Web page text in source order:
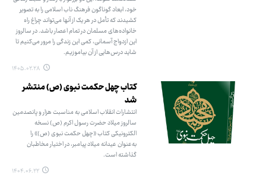
خود، ابعاد گوناگون فرهنگ ناب اسلامی را به تصویر
کشیدند که تأمل در هر یک از آنها می‌تواند چراغ راه
خانواده‌های مسلمان در تمام اعصار باشد. در سالروز
این ازدواج آسمانی، کمی این زندگی را مرور می‌کنیم تا
شاید درس‌هایی از آن بیاموزیم.
۱۴۰۵.۰۲.۲۸
کتاب چهل حکمت نبوی (ص) منتشر
شد
انتشارات انقلاب اسلامی به مناسبت هزار و پانصدمین
سالروز میلاد حضرت رسول اکرم (ص) نسخه
الکترونیکی کتاب «چهل حکمت نبوی (ص)» را
به‌عنوان عیدانه میلاد پیامبر، در اختیار مخاطبان
گذاشته است.
۱۴۰۴.۰۶.۲۲